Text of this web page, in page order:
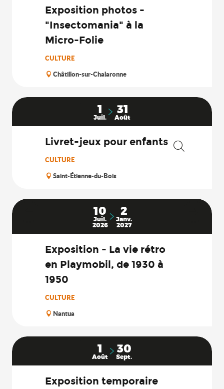
Exposition photos -
"Insectomania" à la
Micro-Folie
CULTURE
Châtillon-sur-Chalaronne
1
Juil.
31
Août
Livret-jeux pour enfants
CULTURE
Saint-Étienne-du-Bois
10
Juil.
2026
2
Janv.
2027
Exposition - La vie rétro
en Playmobil, de 1930 à
1950
CULTURE
Nantua
1
Août
30
Sept.
Exposition temporaire